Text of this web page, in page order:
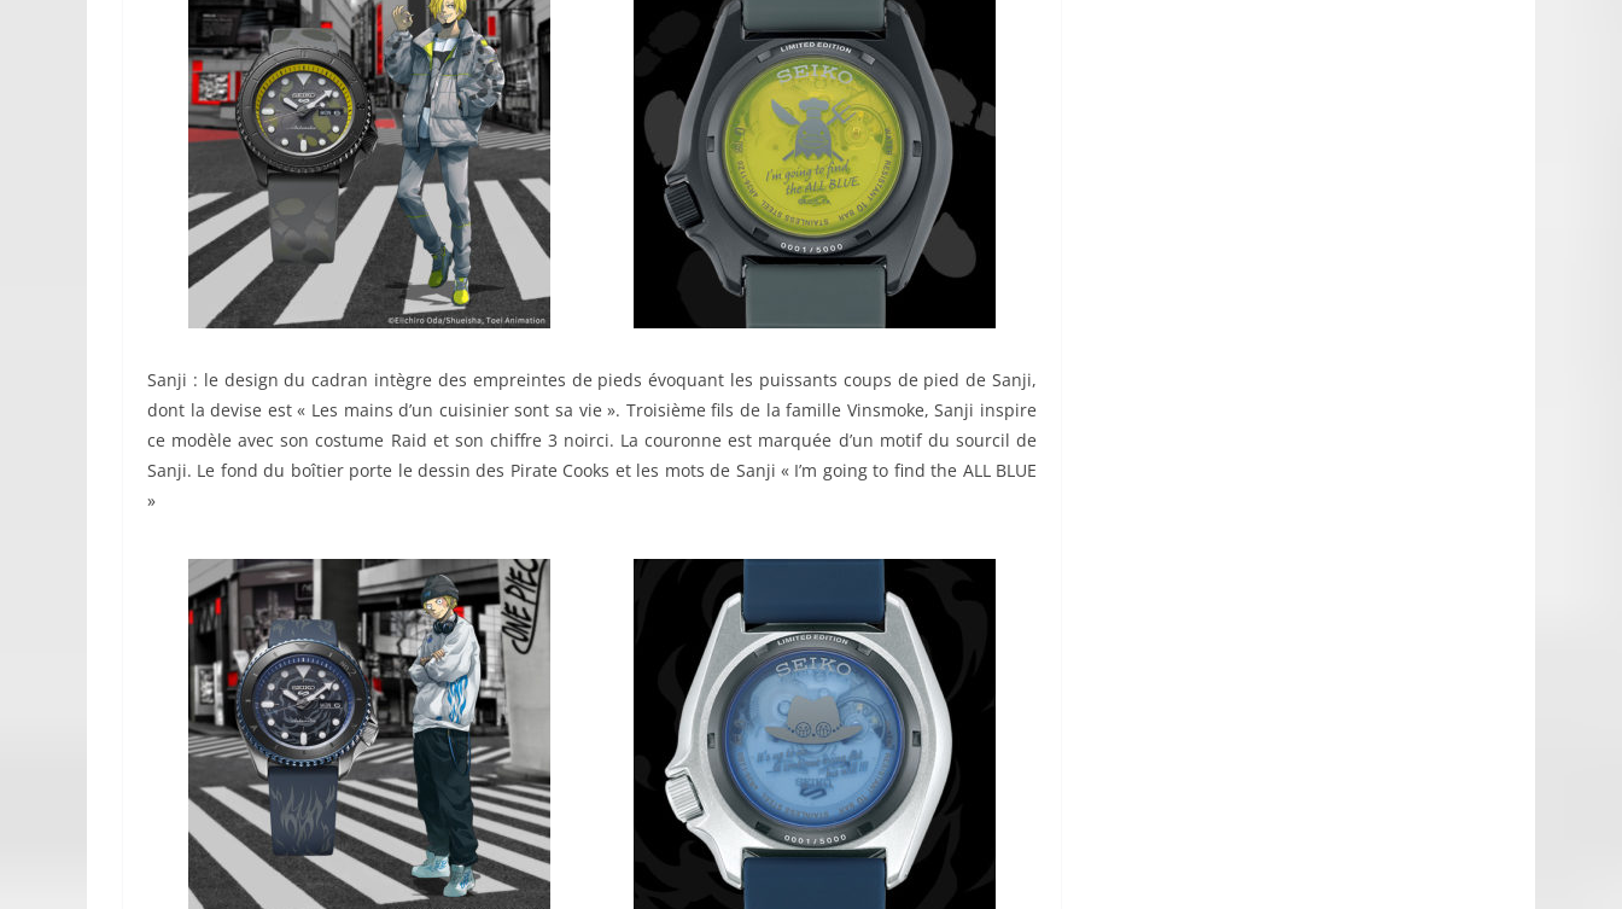
Sanji : le design du cadran intègre des empreintes de pieds évoquant les puissants coups de pied de Sanji,
dont la devise est « Les mains d’un cuisinier sont sa vie ». Troisième fils de la famille Vinsmoke, Sanji inspire
ce modèle avec son costume Raid et son chiffre 3 noirci. La couronne est marquée d’un motif du sourcil de
Sanji. Le fond du boîtier porte le dessin des Pirate Cooks et les mots de Sanji « I’m going to find the ALL BLUE
»